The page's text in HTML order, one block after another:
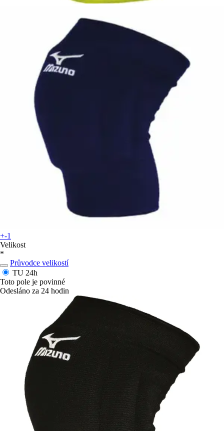
+-1
Velikost
*
Průvodce velikostí
TU 24h
Toto pole je povinné
Odesláno za 24 hodin